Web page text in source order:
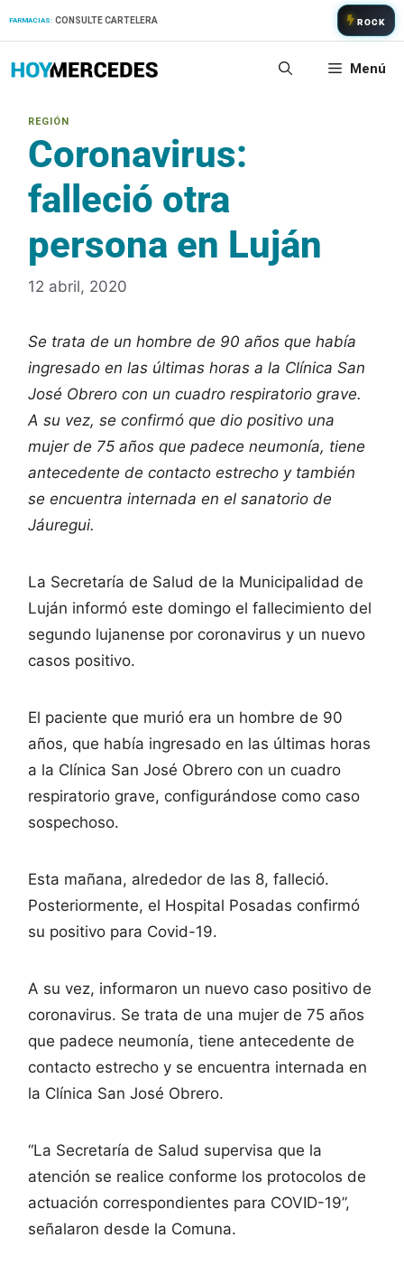
FARMACIAS: CONSULTE CARTELERA ROCK
Menú
Coronavirus:
falleció otra
persona en Luján
12 abril, 2020
Se trata de un hombre de 90 años que había
ingresado en las últimas horas a la Clínica San
José Obrero con un cuadro respiratorio grave.
A su vez, se confirmó que dio positivo una
mujer de 75 años que padece neumonía, tiene
antecedente de contacto estrecho y también
se encuentra internada en el sanatorio de
Jáuregui.
La Secretaría de Salud de la Municipalidad de
Luján informó este domingo el fallecimiento del
segundo lujanense por coronavirus y un nuevo
casos positivo.
El paciente que murió era un hombre de 90
años, que había ingresado en las últimas horas
a la Clínica San José Obrero con un cuadro
respiratorio grave, configurándose como caso
sospechoso.
Esta mañana, alrededor de las 8, falleció.
Posteriormente, el Hospital Posadas confirmó
su positivo para Covid-19.
A su vez, informaron un nuevo caso positivo de
coronavirus. Se trata de una mujer de 75 años
que padece neumonía, tiene antecedente de
contacto estrecho y se encuentra internada en
la Clínica San José Obrero.
“La Secretaría de Salud supervisa que la
atención se realice conforme los protocolos de
actuación correspondientes para COVID-19”,
señalaron desde la Comuna.